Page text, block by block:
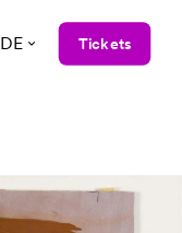
DE Tickets